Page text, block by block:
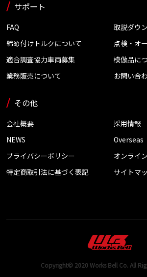
サポート
FAQ
取説ダウ
締め付けトルクについて
点検・オ
適合調査協力車両募集
模倣品に
業務販売について
お問い合
その他
会社概要
採用情報
NEWS
Overseas
プライバシーポリシー
オンライ
特定商取引法に基づく表記
サイトマ
Copyright© 2020 Works Bell Co. All